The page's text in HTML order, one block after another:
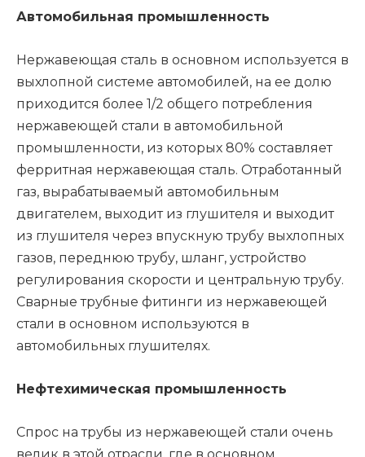
Автомобильная промышленность
Нержавеющая сталь в основном используется в
выхлопной системе автомобилей, на ее долю
приходится более 1/2 общего потребления
нержавеющей стали в автомобильной
промышленности, из которых 80% составляет
ферритная нержавеющая сталь. Отработанный
газ, вырабатываемый автомобильным
двигателем, выходит из глушителя и выходит
из глушителя через впускную трубу выхлопных
газов, переднюю трубу, шланг, устройство
регулирования скорости и центральную трубу.
Сварные трубные фитинги из нержавеющей
стали в основном используются в
автомобильных глушителях.
Нефтехимическая промышленность
Спрос на трубы из нержавеющей стали очень